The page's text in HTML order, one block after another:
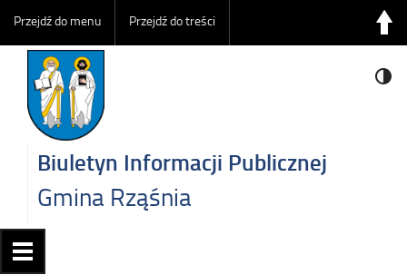
Przejdź do menu Przejdź do treści
Biuletyn Informacji Publicznej
Gmina Rząśnia